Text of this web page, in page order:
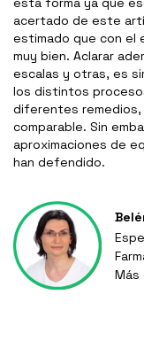
acertado de este
estimado que con el
muy bien. Aclarar
escalas y otras, es
los distintos
diferentes
comparable. Sin
aproximaciones de
han defendido.
Más